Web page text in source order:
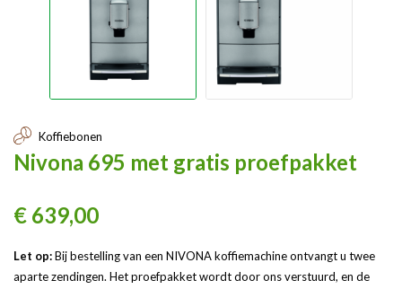
Koffiebonen
Nivona 695 met gratis proefpakket
€ 639,00
Let op:Bij bestelling van een NIVONA koffiemachine ontvangt u twee
aparte zendingen. Het proefpakket wordt door ons verstuurd, en de